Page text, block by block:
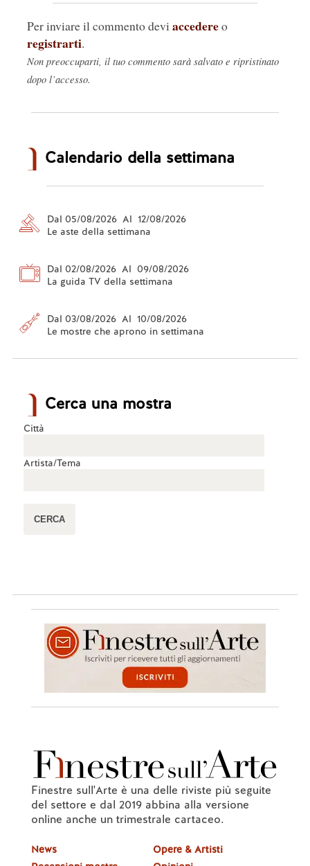
Per inviare il commento devi accedereo
registrarti.
Non preoccuparti, il tuo commento sarà salvato e ripristinato
dopo l’accesso.
Calendario della settimana
Dal 05/08/2026 Al 12/08/2026
Le aste della settimana
Dal 02/08/2026 Al 09/08/2026
La guida TV della settimana
Dal 03/08/2026 Al 10/08/2026
Le mostre che aprono in settimana
Cerca una mostra
Città
Artista/Tema
Finestre sull'Arte è una delle riviste più seguite
del settore e dal 2019 abbina alla versione
online anche un trimestrale cartaceo.
News
Opere & Artisti